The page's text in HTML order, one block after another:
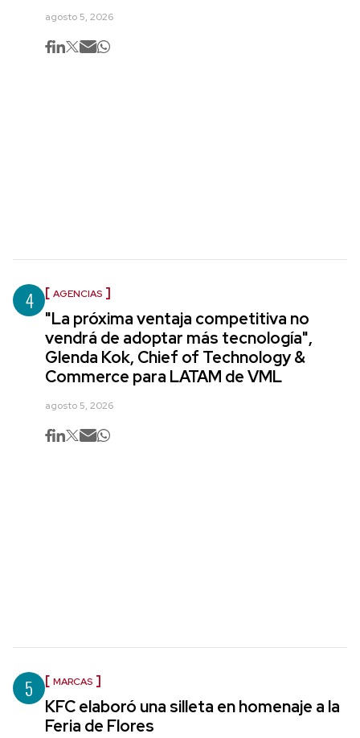
agosto 5, 2026
4 AGENCIAS
"La próxima ventaja competitiva no
vendrá de adoptar más tecnología",
Glenda Kok, Chief of Technology &
Commerce para LATAM de VML
agosto 5, 2026
5 MARCAS
KFC elaboró una silleta en homenaje a la
Feria de Flores